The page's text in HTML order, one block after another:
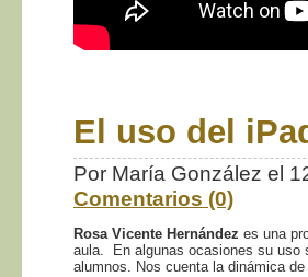
El uso del
Por María González el
Comentarios (0)
Rosa Vicente Hernández es una
aula. En algunas ocasiones su uso
alumnos. Nos cuenta la dinámica